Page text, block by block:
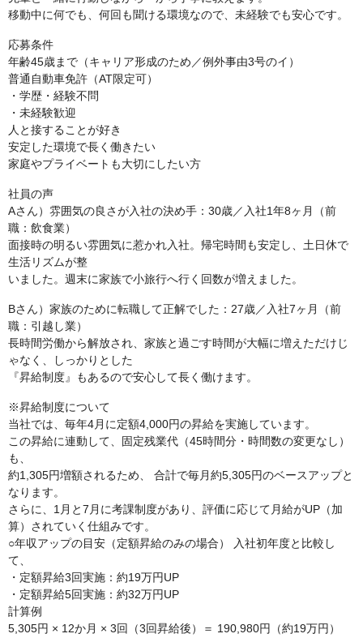
移動中に何でも、何回も聞ける環境なので、未経験でも安心です。
応募条件
年齢45歳まで（キャリア形成のため／例外事由3号のイ）
普通自動車免許（AT限定可）
・学歴・経験不問
・未経験歓迎
人と接することが好き
安定した環境で長く働きたい
家庭やプライベートも大切にしたい方
社員の声
Aさん）雰囲気の良さが入社の決め手：30歳／入社1年8ヶ月（前
職：飲食業）
面接時の明るい雰囲気に惹かれ入社。帰宅時間も安定し、土日休で
生活リズムが整
いました。週末に家族で小旅行へ行く回数が増えました。
Bさん）家族のために転職して正解でした：27歳／入社7ヶ月（前
職：引越し業）
長時間労働から解放され、家族と過ごす時間が大幅に増えただけじ
ゃなく、しっかりとした
『昇給制度』もあるので安心して長く働けます。
※昇給制度について
当社では、毎年4月に定額4,000円の昇給を実施しています。
この昇給に連動して、固定残業代（45時間分・時間数の変更なし）
も、
約1,305円増額されるため、 合計で毎月約5,305円のベースアップと
なります。
さらに、1月と7月に考課制度があり、評価に応じて月給がUP（加
算）されていく仕組みです。
○年収アップの目安（定額昇給のみの場合） 入社初年度と比較し
て、
・定額昇給3回実施：約19万円UP
・定額昇給5回実施：約32万円UP
計算例
5,305円 × 12か月 × 3回（3回昇給後）＝ 190,980円（約19万円）